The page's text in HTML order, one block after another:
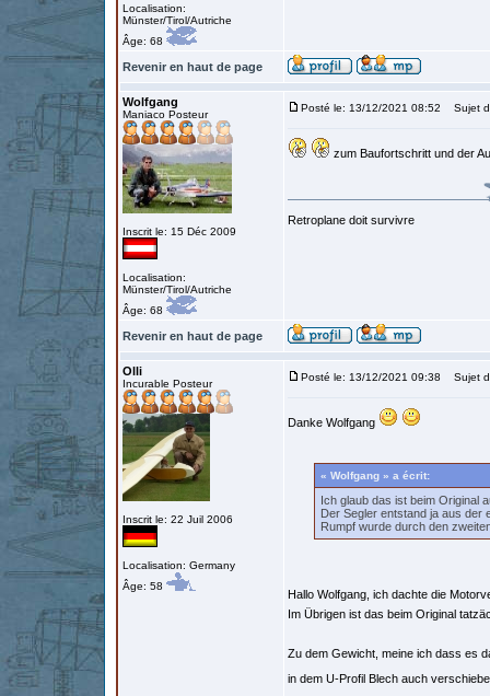
Localisation:
Münster/Tirol/Autriche
Âge: 68
Revenir en haut de page
Wolfgang
Maniaco Posteur
Inscrit le: 15 Déc 2009
Localisation:
Münster/Tirol/Autriche
Âge: 68
Posté le: 13/12/2021 08:52 Sujet
zum Baufortschritt und der
Retroplane doit survivre
Revenir en haut de page
Olli
Incurable Posteur
Inscrit le: 22 Juil 2006
Localisation: Germany
Âge: 58
Posté le: 13/12/2021 09:38 Sujet
Danke Wolfgang
« Wolfgang » a écrit:
Ich glaub das ist beim Original
Der Segler entstand ja aus der
Rumpf wurde durch den
Hallo Wolfgang, ich dachte die
Im Übrigen ist das beim Original
Zu dem Gewicht, meine ich dass es
in dem U-Profil Blech auch